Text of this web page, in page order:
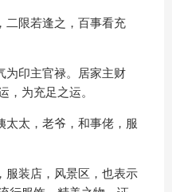
二限若逢之，百事看充
为印主官禄。居家主财
，为充足之运。
太太，老爷，和事佬，服
服装店，风景区，也表示